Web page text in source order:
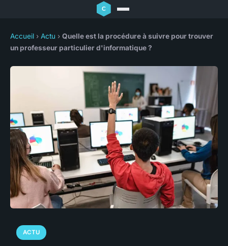
Accueil › Actu › Quelle est la procédure à suivre pour trouver
un professeur particulier d'informatique ?
ACTU